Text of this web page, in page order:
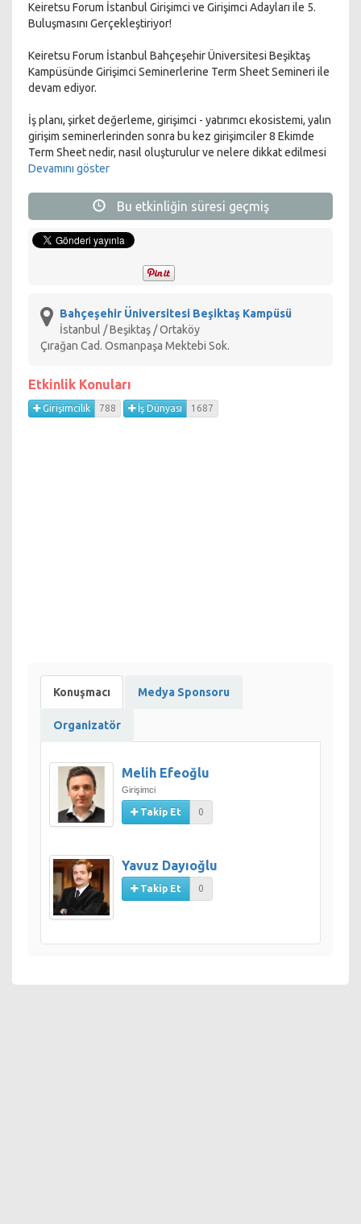
Keiretsu Forum İstanbul Girişimci ve Girişimci Adayları ile 5.
Buluşmasını Gerçekleştiriyor!
Keiretsu Forum İstanbul Bahçeşehir Üniversitesi Beşiktaş
Kampüsünde Girişimci Seminerlerine Term Sheet Semineri ile
devam ediyor.
İş planı, şirket değerleme, girişimci - yatırımcı ekosistemi, yalın
girişim seminerlerinden sonra bu kez girişimciler 8 Ekimde
Term Sheet nedir, nasıl oluşturulur ve nelere dikkat edilmesi
gerektiği hakkında bilgilendirilecekler.
Daha detaylı bilgi almak için etkinlik görseli inceleyebilir,
melih.efeoglu@keiretsuforum.com.tr
Devamını göster
Bu etkinliğin süresi geçmiş
Bahçeşehir Üniversitesi Beşiktaş Kampüsü
İstanbul / Beşiktaş / Ortaköy
Çırağan Cad. Osmanpaşa Mektebi Sok.
Etkinlik Konuları
Girişimcilik 788 İş Dünyası 1687
Konuşmacı Medya Sponsoru
Organizatör
Melih Efeoğlu
Girişimci
Takip Et 0
Yavuz Dayıoğlu
Takip Et 0